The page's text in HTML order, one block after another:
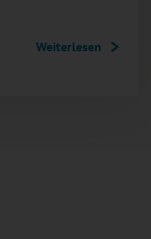
Weiterlesen